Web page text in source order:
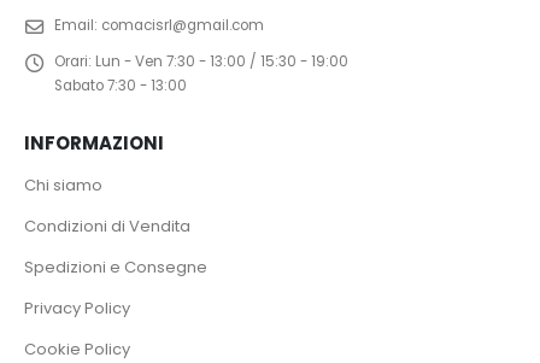
Email: comacisrl@gmail.com
Orari: Lun - Ven 7:30 - 13:00 / 15:30 - 19:00
Sabato 7:30 - 13:00
INFORMAZIONI
Chi siamo
Condizioni di Vendita
Spedizioni e Consegne
Privacy Policy
Cookie Policy